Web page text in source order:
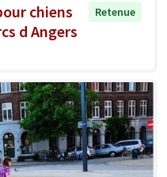
chiens
d Angers
Retenue